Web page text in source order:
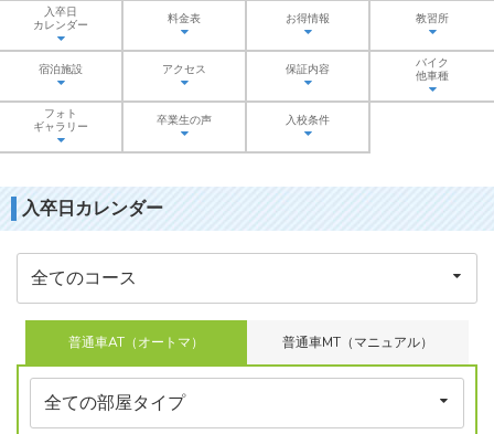
入卒日
カレンダー
料金表 お得情報 教習所
宿泊施設 アクセス 保証内容
バイク
他車種
フォト
ギャラリー
卒業生の声 入校条件
入卒日カレンダー
普通車AT（オートマ） 普通車MT（マニュアル）